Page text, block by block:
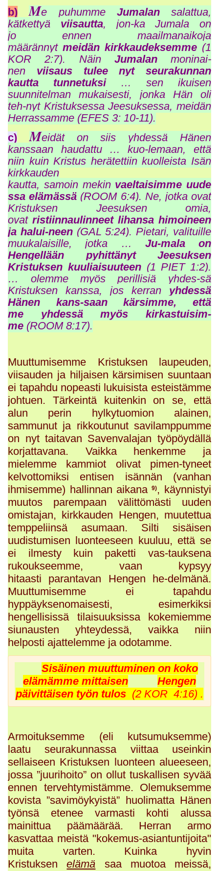
b)
Me puhumme Jumalansalattua,
kätkettyä viisautta, jon-ka Jumala on
jo ennen maailmanaikoja
määrännytmeidän kirkkaudeksemme (1
KOR 2:7). Näin Jumalanmoninai-
nen viisaus tulee nyt seurakunnan
kautta tunnetuksi… sen ikuisen
suunnitelman mukaisesti, jonka Hän oli
teh-nyt Kristuksessa Jeesuksessa, meidän
Herrassamme (EFES 3: 10-11).
c)
Meidät on siis yhdessä Hänen
kanssaan haudattu … kuo-lemaan, että
niin kuin Kristus herätettiin kuolleista Isän
kirkkauden
kautta, samoin mekin vaeltaisimme uude
ssa elämässä (ROOM 6:4). Ne, jotka ovat
Kristuksen Jeesuksen omia,
ovatristiinnaulinneet lihansa himoineen
ja halui-neen(GAL 5:24). Pietari, valituille
muukalaisille, jotka … Ju-mala on
Hengellään pyhittänyt Jeesuksen
Kristuksen kuuliaisuuteen(1 PIET 1:2).
… olemme myös perillisiä yhdes-sä
Kristuksen kanssa, jos kerran yhdessä
Hänen kans-saan kärsimme, että
me yhdessä myös kirkastuisim-
me (ROOM 8:17).
Muuttumisemme Kristuksen laupeuden,
viisauden ja hiljaisen kärsimisen suuntaan
ei tapahdu nopeasti lukuisista esteistämme
johtuen. Tärkeintä kuitenkin on se, että
alun perin hylkytuomion alainen,
sammunut ja rikkoutunut savilamppumme
on nyt taitavan Savenvalajan työpöydällä
korjattavana. Vaikka henkemme ja
mielemme kammiot olivat pimen-tyneet
kelvottomiksi entisen isännän (vanhan
ihmisemme) hallinnan aikana9), käynnistyi
muutos parempaan välittömästi uuden
omistajan, kirkkauden Hengen, muutettua
temppeliinsä asumaan. Silti sisäisen
uudistumisen luonteeseen kuuluu, että se
ei ilmesty kuin paketti vas-tauksena
rukoukseemme, vaan kypsyy
hitaasti parantavan Hengen he-delmänä.
Muuttumisemme ei tapahdu
hyppäyksenomaisesti, esimerkiksi
hengellisissä tilaisuuksissa kokemiemme
siunausten yhteydessä, vaikka niin
helposti ajattelemme ja odotamme.
Sisäinen muuttuminen on koko
elämämme mittaisen
Hengen
päivittäisen työn tulos (2 KOR 4:16) .
Armoituksemme (eli kutsumuksemme)
laatu seurakunnassa viittaa useinkin
sellaiseen Kristuksen luonteen alueeseen,
jossa ”juurihoito” on ollut tuskallisen syvää
ennen tervehtymistämme. Olemuksemme
kovista ”savimöykyistä” huolimatta Hänen
työnsä etenee varmasti kohti alussa
mainittua päämäärää. Herran armo
kasvattaa meistä "kokemus-asiantuntijoita"
muita varten. Kuinka hyvin
Kristuksenelämä saa muotoa meissä,